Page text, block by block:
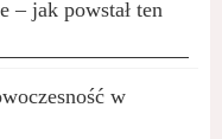
– jak powstał ten
w